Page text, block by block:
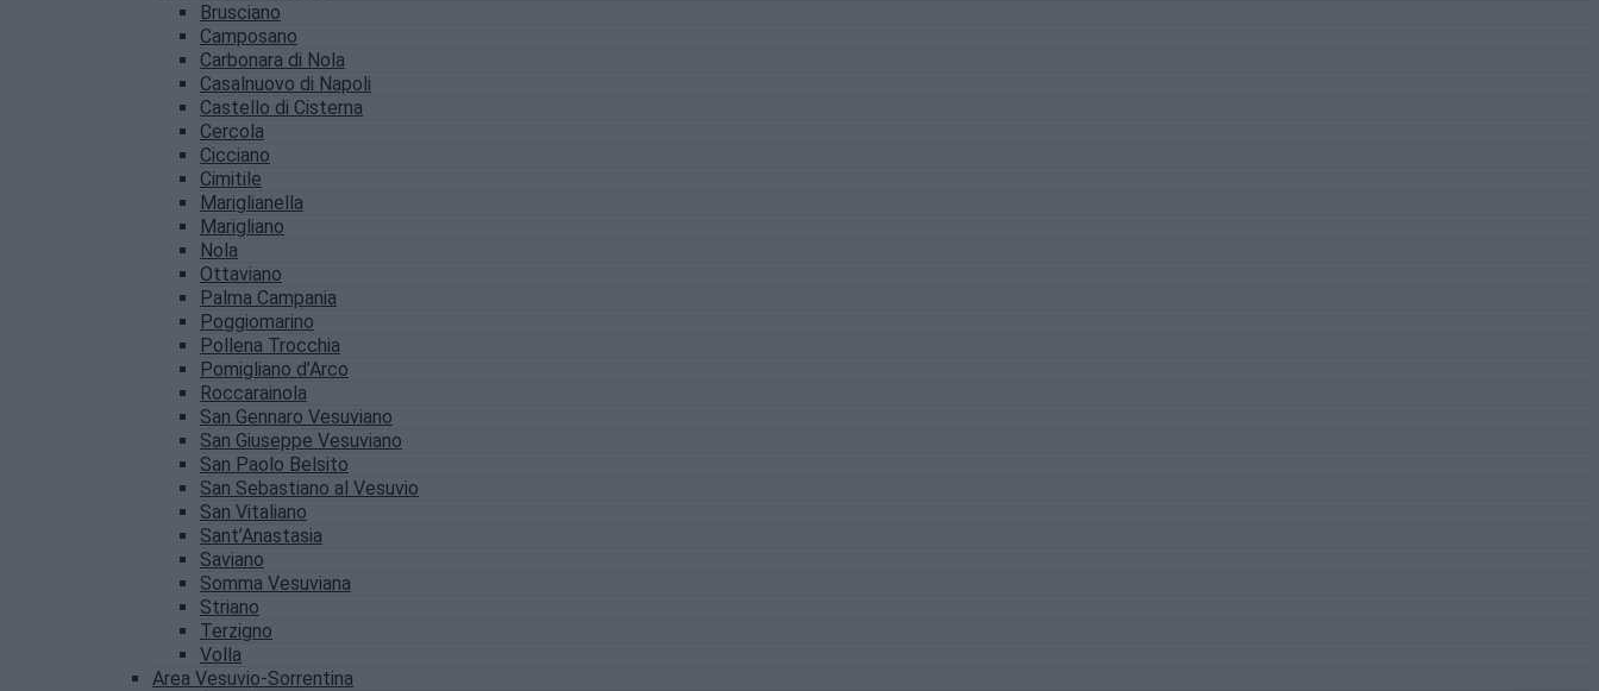
Brusciano
Camposano
Carbonara di Nola
Casalnuovo di Napoli
Castello di Cisterna
Cercola
Cicciano
Cimitile
Mariglianella
Marigliano
Nola
Ottaviano
Palma Campania
Poggiomarino
Pollena Trocchia
Pomigliano d’Arco
Roccarainola
San Gennaro Vesuviano
San Giuseppe Vesuviano
San Paolo Belsito
San Sebastiano al Vesuvio
San Vitaliano
Sant’Anastasia
Saviano
Somma Vesuviana
Striano
Terzigno
Volla
Area Vesuvio-Sorrentina